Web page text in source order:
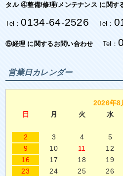
タル ④整備/修理/メンテナンス に関す
Tel：0134-64-2526 Tel：
⑤経理 に関するお問い合わせ Tel：
営業日カレンダー
2026年8
日
月 火 水
2
3 4 5
9
10 11 12
16
17 18 19
23
24 25 26